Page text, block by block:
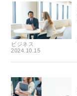
ビジネス
2024.10.15